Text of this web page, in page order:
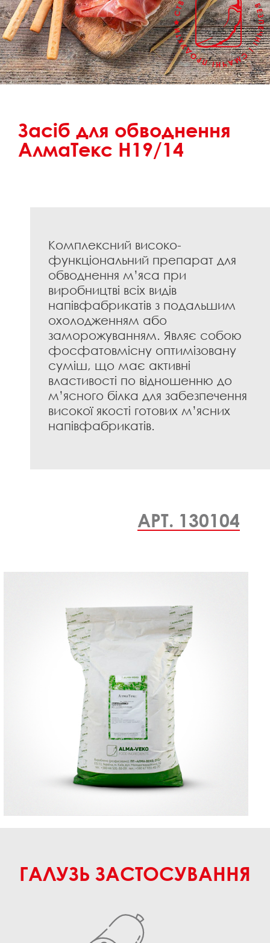
Засіб для обводнення
АлмаТекс Н19/14
Комплексний високо-
функціональний препарат для
обводнення м’яса при
виробництві всіх видів
напівфабрикатів з подальшим
охолодженням або
заморожуванням. Являє собою
фосфатовмісну оптимізовану
суміш, що має активні
властивості по відношенню до
м’ясного білка для забезпечення
високої якості готових м’ясних
напівфабрикатів.
АРТ. 130104
ГАЛУЗЬ ЗАСТОСУВАННЯ